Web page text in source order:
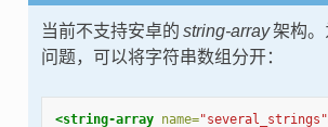
当前不支持安卓的 string-array架构。
问题，可以将字符串数组分开：
<string-array name="several_strings"